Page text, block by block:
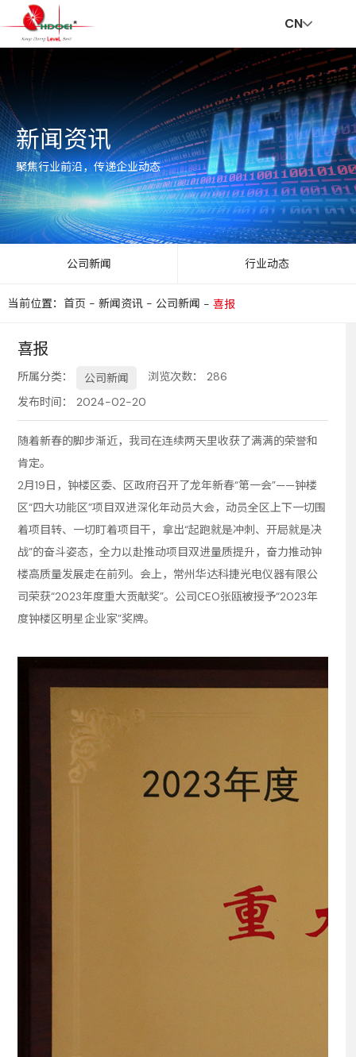
页
走
进
华
达
创
新
与
服
新
闻
资
会
责
招
贤
纳
联
系
我
V
R
CN
新闻资讯
聚焦行业前沿，传递企业动态
公司新闻 行业动态
当前位置：首页 - 新闻资讯 - 公司新闻 - 喜报
喜报
所属分类： 公司新闻 浏览次数： 286
发布时间： 2024-02-20
随着新春的脚步渐近，我司在连续两天里收获了满满的荣誉和
肯定。
2月19日，钟楼区委、区政府召开了龙年新春“第一会”——钟楼
区“四大功能区”项目双进深化年动员大会，动员全区上下一切围
着项目转、一切盯着项目干，拿出“起跑就是冲刺、开局就是决
战”的奋斗姿态，全力以赴推动项目双进量质提升，奋力推动钟
楼高质量发展走在前列。会上，常州华达科捷光电仪器有限公
司荣获“2023年度重大贡献奖”。公司CEO张瓯被授予“2023年
度钟楼区明星企业家”奖牌。